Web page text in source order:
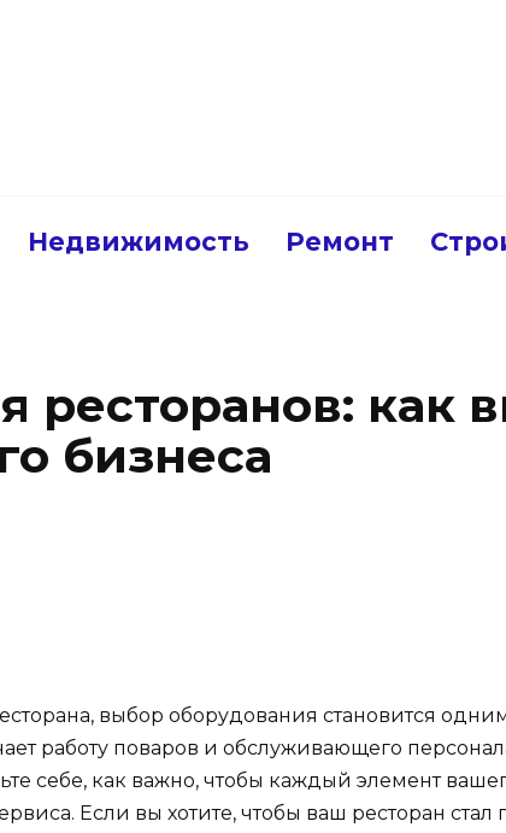
Недвижимость Ремонт
ресторанов: как
бизнеса
выбор оборудования становится
работу поваров и обслуживающего
себе, как важно, чтобы каждый элемент
Если вы хотите, чтобы ваш ресторан